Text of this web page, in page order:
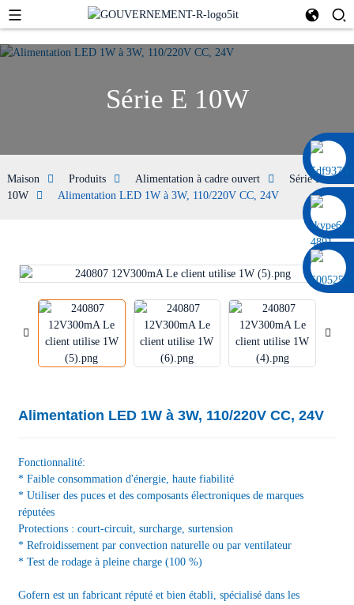
0086 13322920697
Série E 10W
Maison Produits Alimentation à cadre ouvert
Série E
10W
Alimentation LED 1W à 3W, 110/220V CC, 24V
Alimentation LED 1W à 3W, 110/220V CC, 24V
Fonctionnalité:
* Faible consommation d'énergie, haute fiabilité
* Utiliser des puces et des composants électroniques de marques
réputées
Protections : court-circuit, surcharge, surtension
* Refroidissement par convection naturelle ou par ventilateur
* Test de rodage à pleine charge (100 %)
Gofern est un fabricant réputé et bien établi, spécialisé dans les